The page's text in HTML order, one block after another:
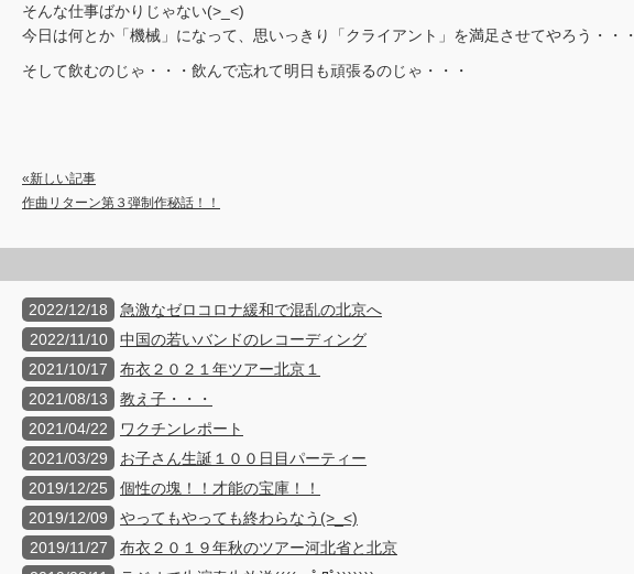
そんな仕事ばかりじゃない(>_<)
今日は何とか「機械」になって、思いっきり「クライアント」を満足させてやろう・・・
そして飲むのじゃ・・・飲んで忘れて明日も頑張るのじゃ・・・
«新しい記事
作曲リターン第３弾制作秘話！！
2022/12/18
急激なゼロコロナ緩和で混乱の北京へ
2022/11/10
中国の若いバンドのレコーディング
2021/10/17
布衣２０２１年ツアー北京１
2021/08/13
教え子・・・
2021/04/22
ワクチンレポート
2021/03/29
お子さん生誕１００日目パーティー
2019/12/25
個性の塊！！才能の宝庫！！
2019/12/09
やってもやっても終わらなう(>_<)
2019/11/27
布衣２０１９年秋のツアー河北省と北京